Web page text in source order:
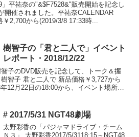
平祐奈の"&$F7528&"販売開始を記念し
開催されました。平祐奈CALENDAR
￥2,700から(2019/3/8 17:33時...
樹智子の「君と二人で」イベント
レポート・2018/12/22
子のDVD販売を記念して、トーク＆握
智子 君と二人で 新品価格￥3,727から
12月22日の18:00から、イベント場所は
# 2017/5/31 NGT48劇場
太野彩香の「パジャマドライブ・チーム
Ｎ３」 太野彩香2017/5/3118:15～NGT48